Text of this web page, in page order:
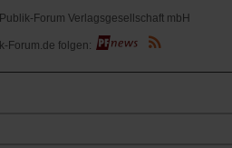
Forum Verlagsgesellschaft mbH
(Öffnet
in
neuen
Forum.de folgen: